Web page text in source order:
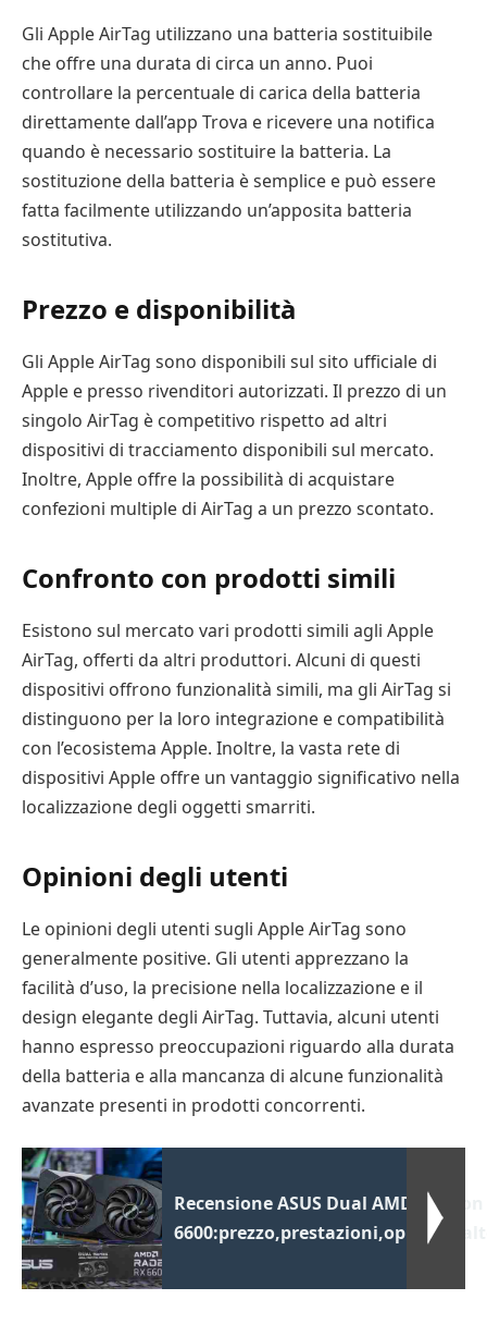
Gli Apple AirTag utilizzano una batteria sostituibile
che offre una durata di circa un anno. Puoi
controllare la percentuale di carica della batteria
direttamente dall’app Trova e ricevere una notifica
quando è necessario sostituire la batteria. La
sostituzione della batteria è semplice e può essere
fatta facilmente utilizzando un’apposita batteria
sostitutiva.
Prezzo e disponibilità
Gli Apple AirTag sono disponibili sul sito ufficiale di
Apple e presso rivenditori autorizzati. Il prezzo di un
singolo AirTag è competitivo rispetto ad altri
dispositivi di tracciamento disponibili sul mercato.
Inoltre, Apple offre la possibilità di acquistare
confezioni multiple di AirTag a un prezzo scontato.
Confronto con prodotti simili
Esistono sul mercato vari prodotti simili agli Apple
AirTag, offerti da altri produttori. Alcuni di questi
dispositivi offrono funzionalità simili, ma gli AirTag si
distinguono per la loro integrazione e compatibilità
con l’ecosistema Apple. Inoltre, la vasta rete di
dispositivi Apple offre un vantaggio significativo nella
localizzazione degli oggetti smarriti.
Opinioni degli utenti
Le opinioni degli utenti sugli Apple AirTag sono
generalmente positive. Gli utenti apprezzano la
facilità d’uso, la precisione nella localizzazione e il
design elegante degli AirTag. Tuttavia, alcuni utenti
hanno espresso preoccupazioni riguardo alla durata
della batteria e alla mancanza di alcune funzionalità
avanzate presenti in prodotti concorrenti.
Recensione ASUS Dual AMD Radeon